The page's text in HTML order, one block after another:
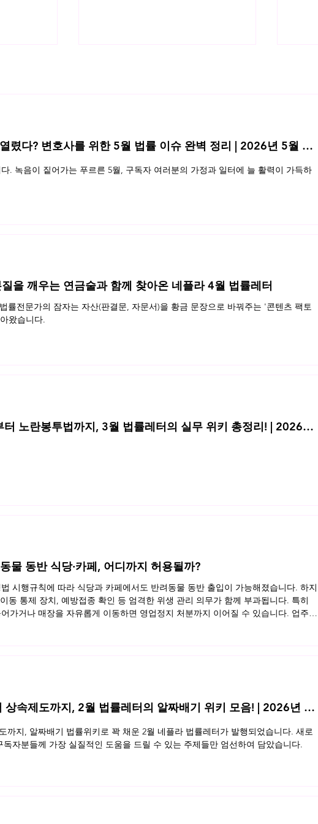
저작권침해 여자야(영자송) vs 사
랑은 아무나 하나
공연
금
렸다? 변호사를 위한 5월 법률 이슈 완벽 정리 | 2026년 5월 네
. 녹음이 짙어가는 푸르른 5월, 구독자 여러분의 가정과 일터에 늘 활력이 가득하
을 깨우는 연금술과 함께 찾아온 네플라 4월 법률레터
률전문가의 잠자는 자산(판결문, 자문서)을 황금 문장으로 바꿔주는 '콘텐츠 팩토
왔습니다.
터 노란봉투법까지, 3월 법률레터의 실무 위키 총정리! | 2026년
물 동반 식당·카페, 어디까지 허용될까?
시행규칙에 따라 식당과 카페에서도 반려동물 동반 출입이 가능해졌습니다. 하지
동 통제 장치, 예방접종 확인 등 엄격한 위생 관리 의무가 함께 부과됩니다. 특히
가거나 매장을 자유롭게 이동하면 영업정지 처분까지 이어질 수 있습니다. 업주와
상속제도까지, 2월 법률레터의 알짜배기 위키 모음! | 2026년 2
까지, 알짜배기 법률위키로 꽉 채운 2월 네플라 법률레터가 발행되었습니다. 새로
독자분들께 가장 실질적인 도움을 드릴 수 있는 주제들만 엄선하여 담았습니다.